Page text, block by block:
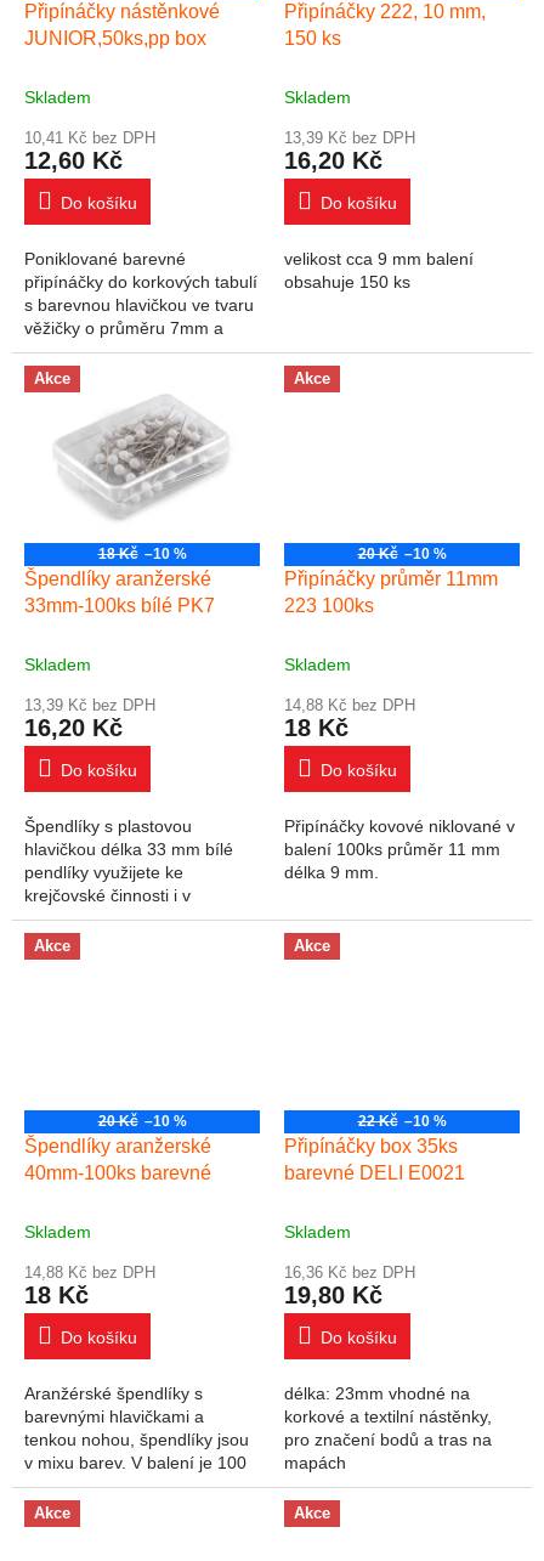
Připínáčky nástěnkové
JUNIOR,50ks,pp box
Skladem
10,41 Kč bez DPH
12,60 Kč
Do košíku
Poniklované barevné
připínáčky do korkových tabulí
s barevnou hlavičkou ve tvaru
věžičky o průměru 7mm a
snožičkou dlouhou 12mm. Po
50 ks.
Připínáčky 222, 10 mm,
150 ks
Skladem
13,39 Kč bez DPH
16,20 Kč
Do košíku
velikost cca 9 mm balení
obsahuje 150 ks
Akce
18 Kč –10 %
Špendlíky aranžerské
33mm-100ks bílé PK7
Skladem
13,39 Kč bez DPH
16,20 Kč
Do košíku
Špendlíky s plastovou
hlavičkou délka 33 mm bílé
pendlíky využijete ke
krejčovské činnosti i v
kanceláři. Díky velké plastové
hlavičce jsou dobře viditelné a
pohodlně se drží v...
Akce
20 Kč –10 %
Připínáčky průměr 11mm
223 100ks
Skladem
14,88 Kč bez DPH
18 Kč
Do košíku
Připínáčky kovové niklované v
balení 100ks průměr 11 mm
délka 9 mm.
Akce
20 Kč –10 %
Špendlíky aranžerské
40mm-100ks barevné
Skladem
14,88 Kč bez DPH
18 Kč
Do košíku
Aranžérské špendlíky s
barevnými hlavičkami a
tenkou nohou, špendlíky jsou
v mixu barev. V balení je 100
ks špendlíků. Rozměr: 4 cm
Akce
22 Kč –10 %
Připínáčky box 35ks
barevné DELI E0021
Skladem
16,36 Kč bez DPH
19,80 Kč
Do košíku
délka: 23mm vhodné na
korkové a textilní nástěnky,
pro značení bodů a tras na
mapách
Akce Akce